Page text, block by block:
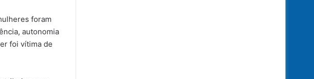
foram
autonomia
foi vítima de